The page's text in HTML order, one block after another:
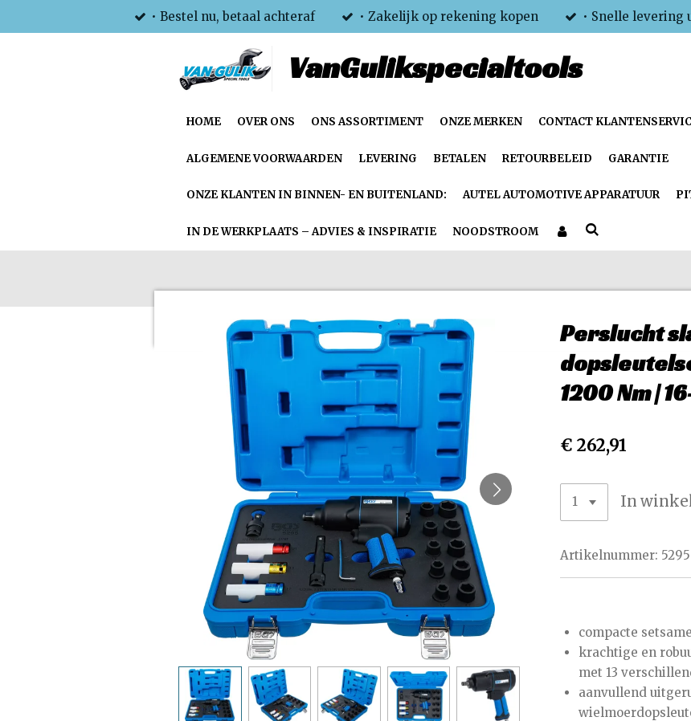
direct
• Bestel nu, betaal achteraf • Zakelijk op rekening kopen • Snelle levering
VanGulikspecialtools
HOME OVER ONS ONS ASSORTIMENT ONZE MERKEN CONTACT
ALGEMENE VOORWAARDEN LEVERING BETALEN RETOURBELEID GARANTIE
ONZE KLANTEN IN BINNEN- EN BUITENLAND: AUTEL AUTOMOTIVE APPARATUUR
IN DE WERKPLAATS – ADVIES & INSPIRATIE NOODSTROOM
Perslucht
1200 Nm |
€ 262,91
In
Artikelnummer: 5295
compacte
krachtige en
met 13
aanvullend